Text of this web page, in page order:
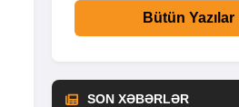
Bütün Yazılar
SON XƏBƏRLƏR